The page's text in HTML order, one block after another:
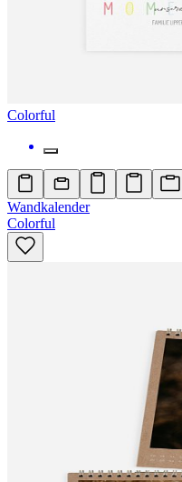
Colorful
Wandkalender
Colorful